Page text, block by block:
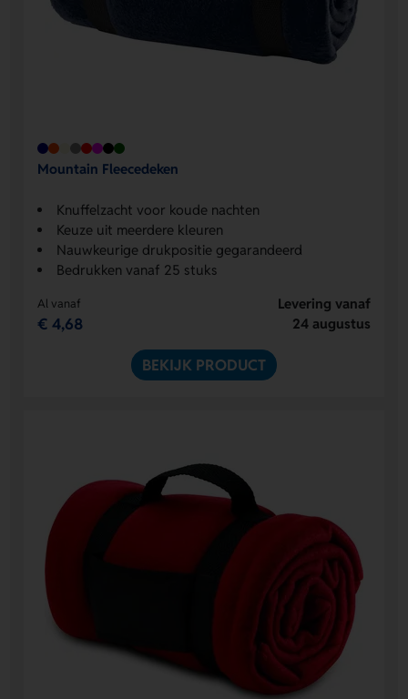
Mountain Fleecedeken
Knuffelzacht voor koude nachten
Keuze uit meerdere kleuren
Nauwkeurige drukpositie gegarandeerd
Bedrukken vanaf 25 stuks
Al vanaf
€ 4,68
Levering vanaf
24 augustus
BEKIJK PRODUCT